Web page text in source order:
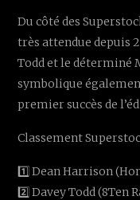
Du côté des
très attendue depuis
Todd et le déterminé
symbolique
premier succès de
Classement
1️⃣ Dean Harrison
2️⃣ Davey Todd (8Ten